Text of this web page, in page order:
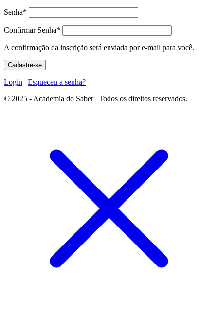
Senha*
Confirmar Senha*
A confirmação da inscrição será enviada por e-mail para você.
Login | Esqueceu a senha?
© 2025 - Academia do Saber | Todos os direitos reservados.